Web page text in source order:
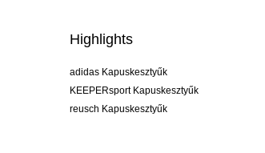
Highlights
adidas Kapuskesztyűk
KEEPERsport Kapuskesztyűk
reusch Kapuskesztyűk